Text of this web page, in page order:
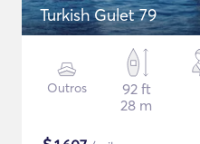
Turkish Gulet 79
Outros
92 ft
28 m